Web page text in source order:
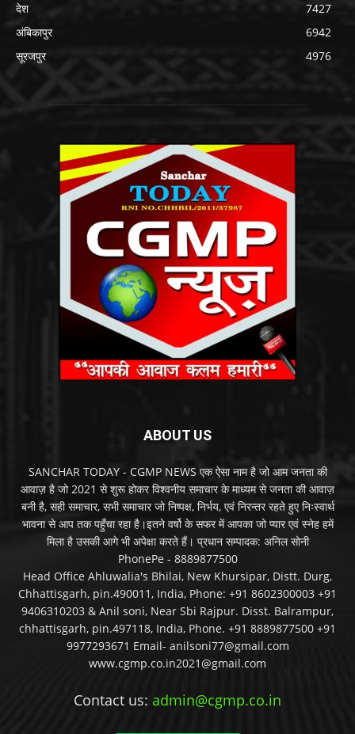
देश
7427
अंबिकापुर
6942
सूरजपुर
4976
ABOUT US
SANCHAR TODAY - CGMP NEWS एक ऐसा नाम है जो आम जनता की
आवाज़ है जो 2021 से शुरू होकर विश्वनीय समाचार के माध्यम से जनता की आवाज़
बनी है, सही समाचार, सभी समाचार जो निष्पक्ष, निर्भय, एवं निरन्तर रहते हुए निःस्वार्थ
भावना से आप तक पहुँचा रहा है।इतने वर्षो के सफर में आपका जो प्यार एवं स्नेह हमें
मिला है उसकी आगे भी अपेक्षा करते हैं। प्रधान सम्पादक: अनिल सोनी
PhonePe - 8889877500
Head Office Ahluwalia's Bhilai, New Khursipar, Distt. Durg,
Chhattisgarh, pin.490011, India, Phone: +91 8602300003 +91
9406310203 & Anil soni, Near Sbi Rajpur. Disst. Balrampur,
chhattisgarh, pin.497118, India, Phone. +91 8889877500 +91
9977293671 Email- anilsoni77@gmail.com
www.cgmp.co.in2021@gmail.com
Contact us: admin@cgmp.co.in